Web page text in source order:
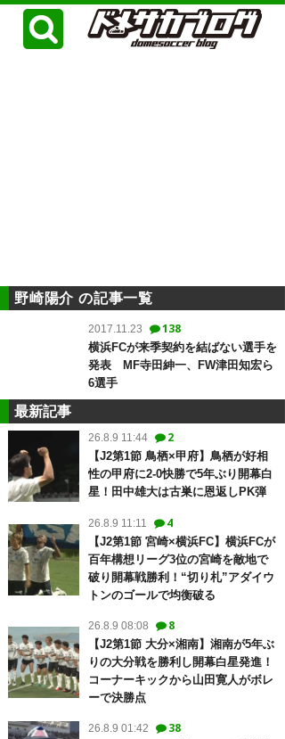
野崎陽介 の記事一覧
2017.11.23 138
横浜FCが来季契約を結ばない選手を
発表 MF寺田紳一、FW津田知宏ら
6選手
最新記事
26.8.9 11:44 2
【J2第1節 鳥栖×甲府】鳥栖が好相
性の甲府に2-0快勝で5年ぶり開幕白
星！田中雄大は古巣に恩返しPK弾
26.8.9 11:11 4
【J2第1節 宮崎×横浜FC】横浜FCが
百年構想リーグ3位の宮崎を敵地で
破り開幕戦勝利！“切り札”アダイウ
トンのゴールで均衡破る
26.8.9 08:08 8
【J2第1節 大分×湘南】湘南が5年ぶ
りの大分戦を勝利し開幕白星発進！
コーナーキックから山田寛人がボレ
ーで決勝点
26.8.9 01:42 38